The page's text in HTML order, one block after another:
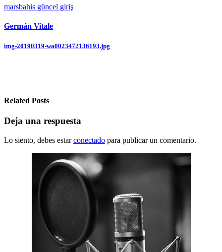
marsbahis güncel giriş
Germán Vitale
Navegación
img-20190319-wa0023472136193.jpg
Related Posts
Deja una respuesta
Lo siento, debes estarconectado para publicar un comentario.